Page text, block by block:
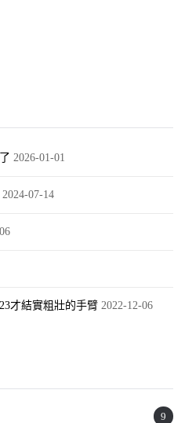
2026-01-01
2024-07-14
才結實粗壯的手臂 2022-12-06
9